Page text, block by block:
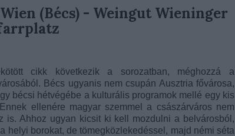
(Bécs) - Weingut Wieninger
cikk következik a sorozatban, méghozzá a
Bécs ugyanis nem csupán Ausztria fővárosa,
bécsi hétvégébe a kulturális programok mellé egy kis
ellenére magyar szemmel a császárváros nem
is. Ahhoz ugyan kicsit ki kell mozdulni a belvárosból,
helyi borokat, de tömegközlekedéssel, majd némi séta